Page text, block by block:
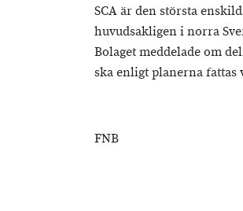
SCA är den största
huvudsakligen i norra
Bolaget meddelade om
ska enligt planerna fattas
FNB